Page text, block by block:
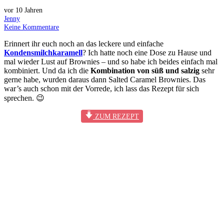
vor 10 Jahren
Jenny
Keine Kommentare
Erinnert ihr euch noch an das leckere und einfache
Kondensmilchkaramell? Ich hatte noch eine Dose zu Hause und
mal wieder Lust auf Brownies – und so habe ich beides einfach mal
kombiniert. Und da ich die Kombination von süß und salzig sehr
gerne habe, wurden daraus dann Salted Caramel Brownies. Das
war’s auch schon mit der Vorrede, ich lass das Rezept für sich
sprechen. 😉
ZUM REZEPT